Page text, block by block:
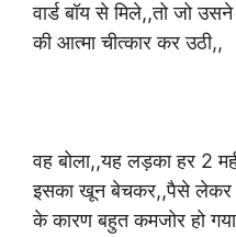
वार्ड बॉय से मिले,,तो जो
की आत्मा चीत्कार कर उठी,,
वह बोला,,यह लड़का हर 2
इसका खून बेचकर,,पैसे लेकर
के कारण बहुत कमजोर हो